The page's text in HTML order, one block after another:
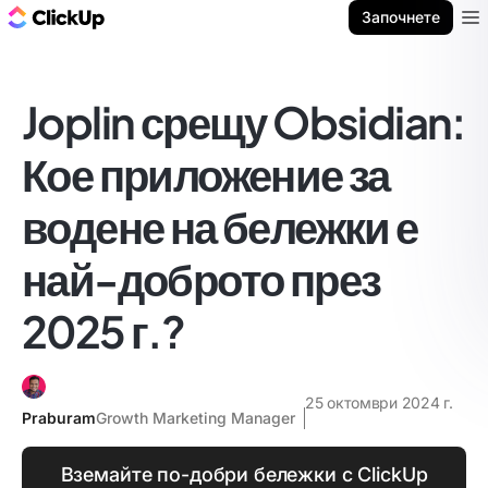
Започнете
Joplin срещу Obsidian:
Кое приложение за
водене на бележки е
най-доброто през
2025 г.?
PraburamGrowth Marketing Manager
25 октомври 2024 г.
Вземайте по-добри бележки с ClickUp